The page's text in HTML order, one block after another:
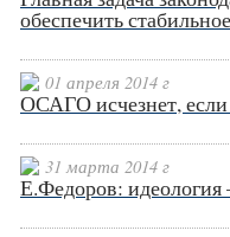
обеспечить
01 апреля 2014 г
ОСАГО исчезнет,
31 марта 2014 г
Е.Федоров: идеология